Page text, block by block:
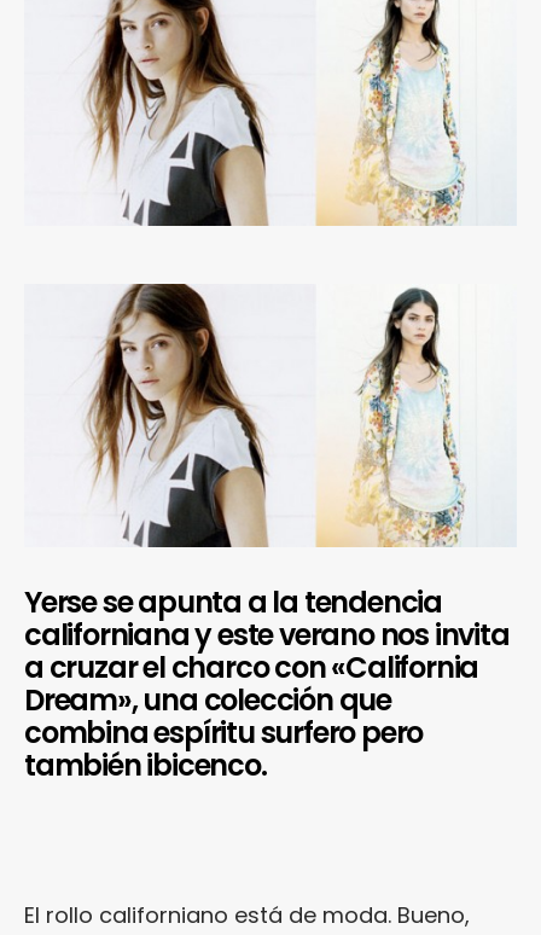
Yerse se apunta a la tendencia
californiana y este verano nos invita
a cruzar el charco con «California
Dream», una colección que
combina espíritu surfero pero
también ibicenco.
El rollo californiano está de moda. Bueno,